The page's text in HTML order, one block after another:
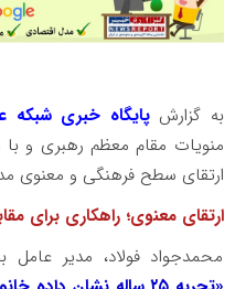
به گزارش پایگاه خبری شبکه
منویات مقام معظم رهبری و
ارتقای سطح فرهنگی و معنوی
ارتقای معنوی؛ راهکاری برای
محمدجواد فولاد، مدیر عامل